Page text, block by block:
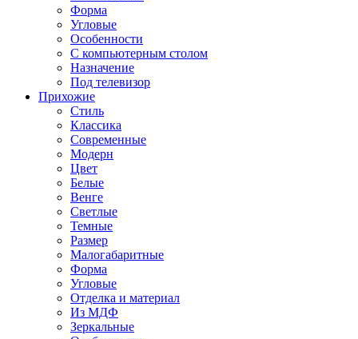
Форма
Угловые
Особенности
С компьютерным столом
Назначение
Под телевизор
Прихожие
Стиль
Классика
Современные
Модерн
Цвет
Белые
Венге
Светлые
Темные
Размер
Малогабаритные
Форма
Угловые
Отделка и материал
Из МДФ
Зеркальные